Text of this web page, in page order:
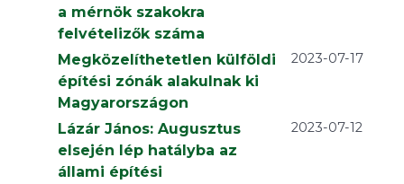
a mérnök szakokra
felvételizők száma
Megközelíthetetlen külföldi
építési zónák alakulnak ki
Magyarországon
2023-07-17
Lázár János: Augusztus
elsején lép hatályba az
állami építési
2023-07-12